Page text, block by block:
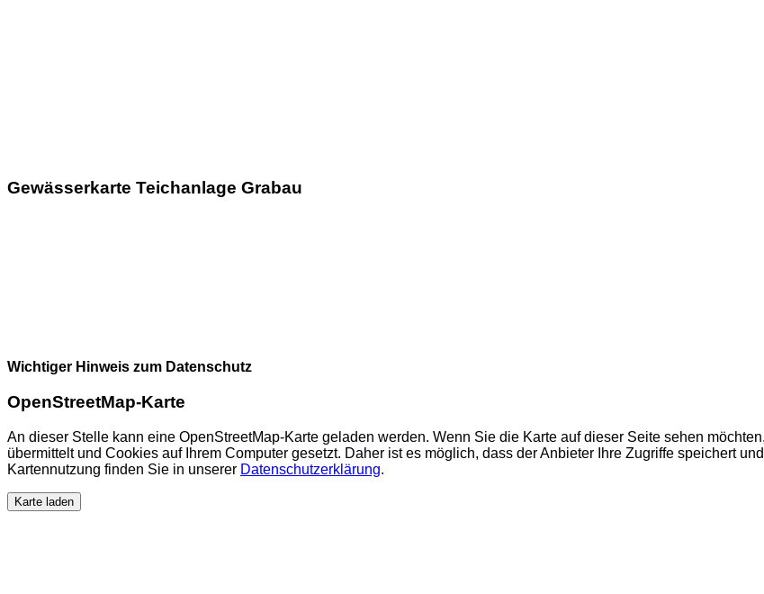
Gewässerkarte Teichanlage Grabau
Wichtiger Hinweis zum Datenschutz
OpenStreetMap-Karte
An dieser Stelle kann eine OpenStreetMap-Karte geladen werden. Wenn Sie die Karte auf dieser Seite sehen
übermittelt und Cookies auf Ihrem Computer gesetzt. Daher ist es möglich, dass der Anbieter Ihre Zugriffe speichert
Kartennutzung finden Sie in unserer Datenschutzerklärung.
Karte laden